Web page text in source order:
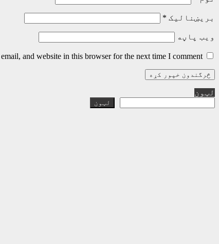
بریښنالیک *
ویب پاڼه
and website in this browser for the next time I comment.
لټون
لټون